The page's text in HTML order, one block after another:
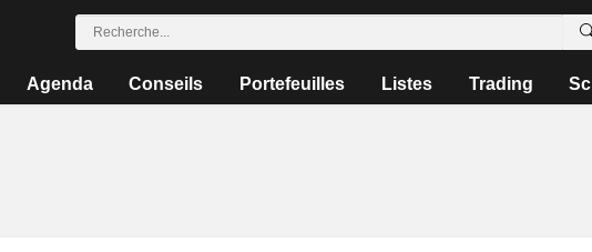
Agenda Conseils Portefeuilles Listes Trading